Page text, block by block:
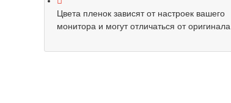
Цвета пленок зависят от настроек вашего
монитора и могут отличаться от оригинала